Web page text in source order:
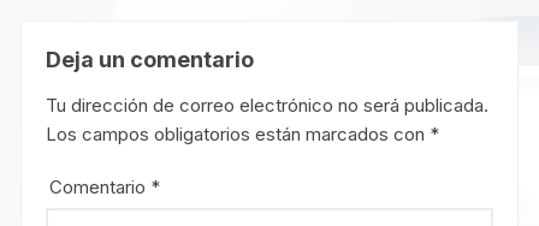
Deja un comentario
Tu dirección de correo electrónico no será publicada.
Los campos obligatorios están marcados con *
Comentario *